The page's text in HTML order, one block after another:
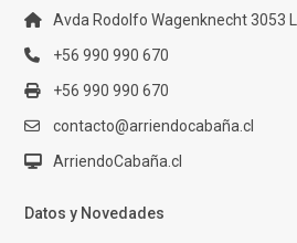
Avda Rodolfo Wagenknecht 3053
+56 990 990 670
+56 990 990 670
contacto@arriendocabaña.cl
ArriendoCabaña.cl
Datos y Novedades